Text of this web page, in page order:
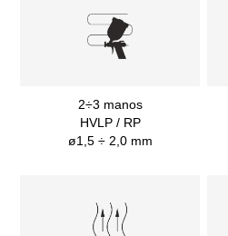
2÷3 manos
HVLP / RP
ø1,5 ÷ 2,0 mm